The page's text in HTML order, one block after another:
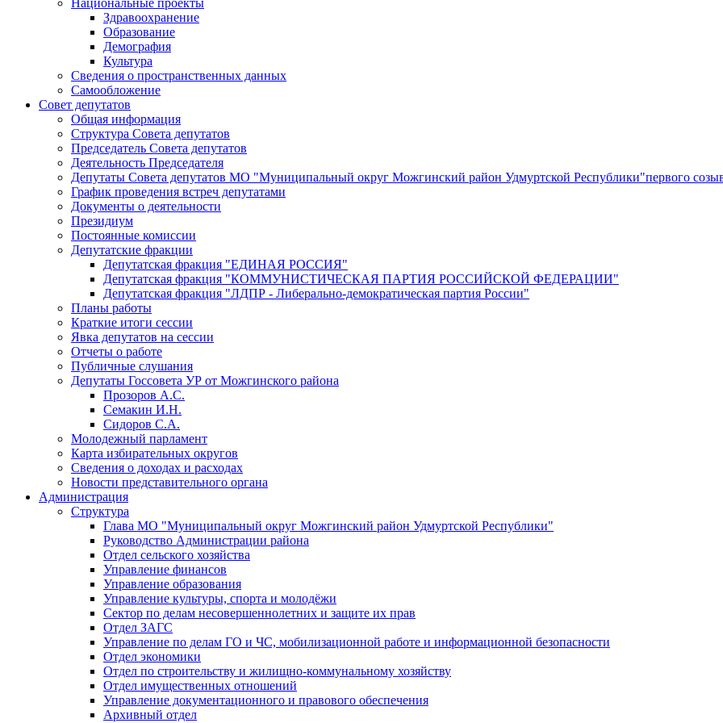
Здравоохранение
Образование
Демография
Культура
Сведения о пространственных данных
Самообложение
Совет депутатов
Общая информация
Структура Совета депутатов
Председатель Совета депутатов
Деятельность Председателя
Депутаты Совета депутатов МО "Муниципальный округ Можгинский район Удмуртской Республики"первого
График проведения встреч депутатами
Документы о деятельности
Президиум
Постоянные комиссии
Депутатские фракции
Депутатская фракция "ЕДИНАЯ РОССИЯ"
Депутатская фракция "КОММУНИСТИЧЕСКАЯ ПАРТИЯ РОССИЙСКОЙ ФЕДЕРАЦИИ"
Депутатская фракция "ЛДПР - Либерально-демократическая партия России"
Планы работы
Краткие итоги сессии
Явка депутатов на сессии
Отчеты о работе
Публичные слушания
Депутаты Госсовета УР от Можгинского района
Прозоров А.С.
Семакин И.Н.
Сидоров С.А.
Молодежный парламент
Карта избирательных округов
Сведения о доходах и расходах
Новости представительного органа
Администрация
Структура
Глава МО "Муниципальный округ Можгинский район Удмуртской Республики"
Руководство Администрации района
Отдел сельского хозяйства
Управление финансов
Управление образования
Управление культуры, спорта и молодёжи
Сектор по делам несовершеннолетних и защите их прав
Отдел ЗАГС
Управление по делам ГО и ЧС, мобилизационной работе и информационной безопасности
Отдел экономики
Отдел по строительству и жилищно-коммунальному хозяйству
Отдел имущественных отношений
Управление документационного и правового обеспечения
Архивный отдел